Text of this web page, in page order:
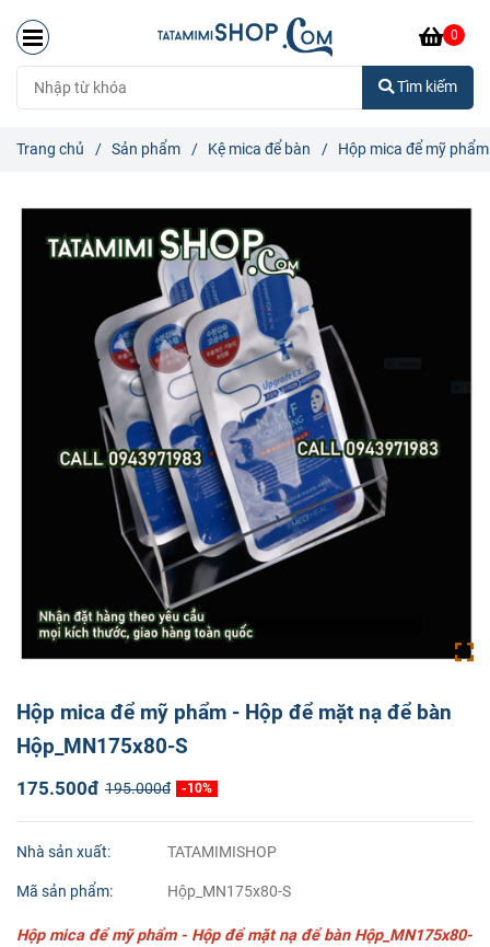
0
Tìm kiếm
Trang chủ / Sản phẩm / Kệ mica để bàn / Hộp mica để mỹ
Hộp mica để mỹ phẩm - Hộp để mặt nạ để bàn
Hộp_MN175x80-S
175.500đ 195.000đ -10%
Nhà sản xuất: TATAMIMISHOP
Mã sản phẩm: Hộp_MN175x80-S
Hộp mica để mỹ phẩm - Hộp để mặt nạ để bàn Hộp_MN175x80-